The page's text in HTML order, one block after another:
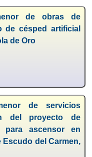
de obras de
de césped artificial
de Oro
de servicios
del proyecto de
para ascensor en
Escudo del Carmen,